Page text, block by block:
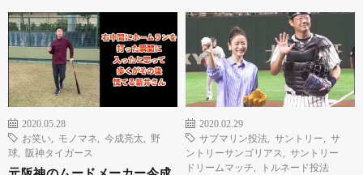
2020.05.28
お笑い
モノマネ 今成亮太
野
球
阪神タイガース
2020.02.29
サブマリン投法
サントリー
サ
ントリーサンゴリアス
サントリー
ドリームマッチ
トルネード投法